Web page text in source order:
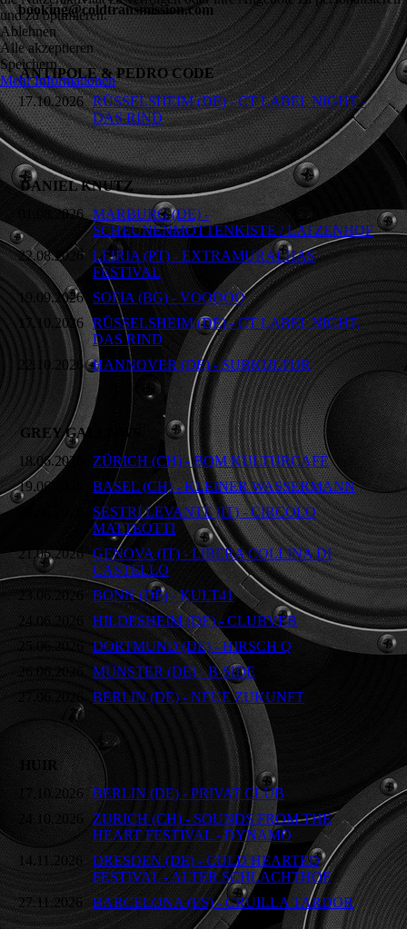
booking@coldtransmission.com
ANTIPOLE & PEDRO CODE
17.10.2026 RÜSSELSHEIM (DE) - CT LABEL NIGHT -
DAS RIND
DANIEL KNUTZ
01.08.2026 MARBURG (DE) -
SCHEUNENMOTTENKISTE / LATZENHOF
22.08.2026 LEIRIA (PT) - EXTRAMURALHAS
FESTIVAL
19.09.2026
SOFIA (BG) - VOODOO
17.10.2026 RÜSSELSHEIM (DE) - CT LABEL NIGHT,
DAS RIND
22.10.2026 HANNOVER (DE) - SUBKULTUR
GREY GALLOWS
18.06.2026
ZÜRICH (CH) - BQM KULTURCAFÉ
19.06.2026
BASEL (CH) - KLEINER WASSERMANN
SESTRI LEVANTE (IT) - CIRCOLO
MATTEOTTI
21.06.2026
GENOVA (IT) - LIBERA COLLINA DI
CASTELLO
23.06.2026
BONN (DE) - KULT41
24.06.2026
HILDESHEIM (DE) - CLUBVEB
25.06.2026
DORTMUND (DE) - HIRSCH Q
26.06.2026
MÜNSTER (DE) - B-SIDE
BERLIN (DE) - NEUE ZUKUNFT
HUIR
17.10.2026 BERLIN (DE) - PRIVAT CLUB
24.10.2026
ZURICH (CH) - SOUNDS FROM THE
HEART FESTIVAL - DYNAMO
14.11.2026
DRESDEN (DE) - COLD HEARTED
FESTIVAL - ALTER SCHLACHTHOF
27.11.2026
BARCELONA (ES) - CRUILLA TARDOR
und zu optimieren.
Ablehnen
Alle akzeptieren
Speichern
Mehr Informationen